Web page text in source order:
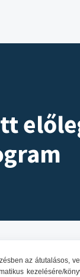
az átutalásos,
kezelésére/